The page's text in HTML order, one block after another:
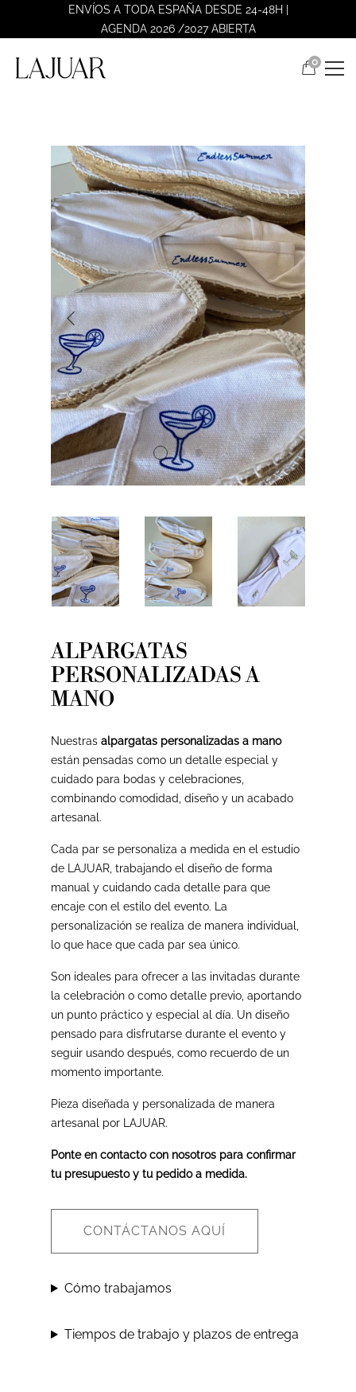
ENVÍOS A TODA ESPAÑA DESDE 24-48H |
AGENDA 2026 /2027 ABIERTA
0
ALPARGATAS
PERSONALIZADAS A
MANO
Nuestras alpargatas personalizadas a mano
están pensadas como un detalle especial y
cuidado para bodas y celebraciones,
combinando comodidad, diseño y un acabado
artesanal.
Cada par se personaliza a medida en el estudio
de LAJUAR, trabajando el diseño de forma
manual y cuidando cada detalle para que
encaje con el estilo del evento. La
personalización se realiza de manera individual,
lo que hace que cada par sea único.
Son ideales para ofrecer a las invitadas durante
la celebración o como detalle previo, aportando
un punto práctico y especial al día. Un diseño
pensado para disfrutarse durante el evento y
seguir usando después, como recuerdo de un
momento importante.
Pieza diseñada y personalizada de manera
artesanal por LAJUAR.
Ponte en contacto con nosotros para confirmar
tu presupuesto y tu pedido a medida.
CONTÁCTANOS AQUÍ
Cómo trabajamos
Tiempos de trabajo y plazos de entrega